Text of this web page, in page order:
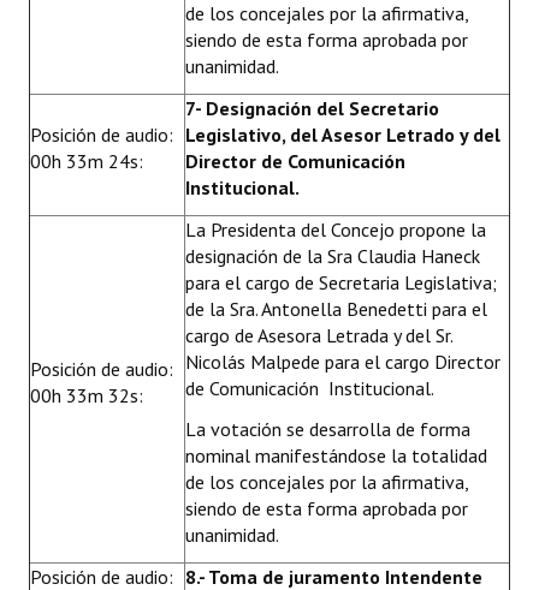
de los concejales por la afirmativa,
siendo de esta forma aprobada por
unanimidad.
Posición de audio:
00h 33m 24s:
7- Designación del Secretario
Legislativo, del Asesor Letrado y del
Director de Comunicación
Institucional.
Posición de audio:
00h 33m 32s:
La Presidenta del Concejo propone la
designación de la Sra Claudia Haneck
para el cargo de Secretaria Legislativa;
de la Sra. Antonella Benedetti para el
cargo de Asesora Letrada y del Sr.
Nicolás Malpede para el cargo Director
de Comunicación Institucional.
La votación se desarrolla de forma
nominal manifestándose la totalidad
de los concejales por la afirmativa,
siendo de esta forma aprobada por
unanimidad.
Posición de audio: 8.- Toma de juramento Intendente